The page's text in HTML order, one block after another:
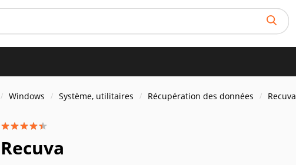
Windows Système, utilitaires Récupération des données Recuva
Recuva